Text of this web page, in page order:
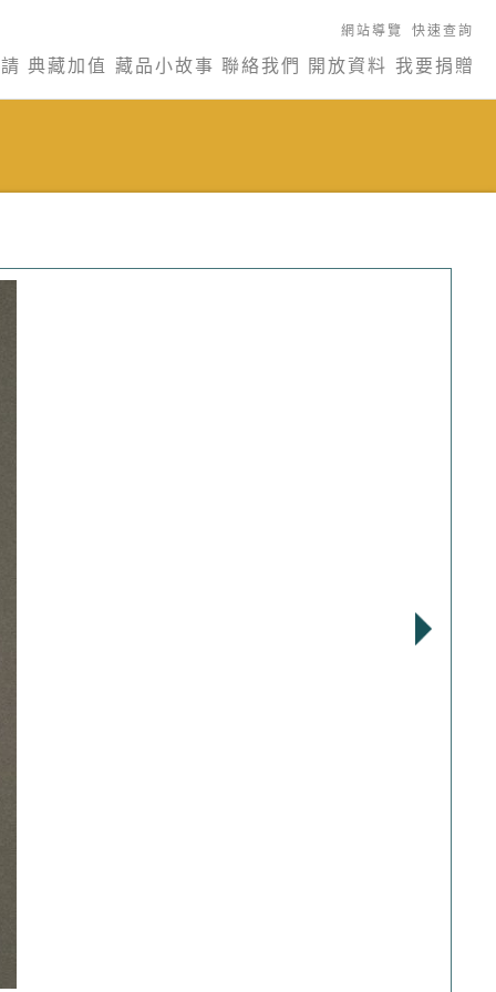
網站導覽 快速查詢
典藏加值 藏品小故事 聯絡我們 開放資料 我要捐贈